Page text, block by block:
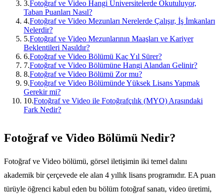
3.Fotoğraf ve Video Hangi Üniversitelerde Okutuluyor,
Taban Puanları Nasıl?
4.Fotoğraf ve Video Mezunları Nerelerde Çalışır, İş İmkanları
Nelerdir?
5.Fotoğraf ve Video Mezunlarının Maaşları ve Kariyer
Beklentileri Nasıldır?
6.Fotoğraf ve Video Bölümü Kaç Yıl Sürer?
7.Fotoğraf ve Video Bölümüne Hangi Alandan Gelinir?
8.Fotoğraf ve Video Bölümü Zor mu?
9.Fotoğraf ve Video Bölümünde Yüksek Lisans Yapmak
Gerekir mi?
10.Fotoğraf ve Video ile Fotoğrafçılık (MYO) Arasındaki
Fark Nedir?
Fotoğraf ve Video Bölümü Nedir?
Fotoğraf ve Video bölümü, görsel iletişimin iki temel dalını
akademik bir çerçevede ele alan 4 yıllık lisans programıdır. EA puan
türüyle öğrenci kabul eden bu bölüm fotoğraf sanatı, video üretimi,